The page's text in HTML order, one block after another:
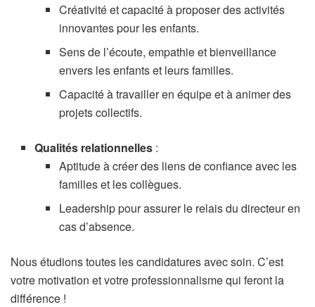
Créativité et capacité à proposer des activités
innovantes pour les enfants.
Sens de l’écoute, empathie et bienveillance
envers les enfants et leurs familles.
Capacité à travailler en équipe et à animer des
projets collectifs.
Qualités relationnelles :
Aptitude à créer des liens de confiance avec les
familles et les collègues.
Leadership pour assurer le relais du directeur en
cas d’absence.
Nous étudions toutes les candidatures avec soin. C’est
votre motivation et votre professionnalisme qui feront la
différence !